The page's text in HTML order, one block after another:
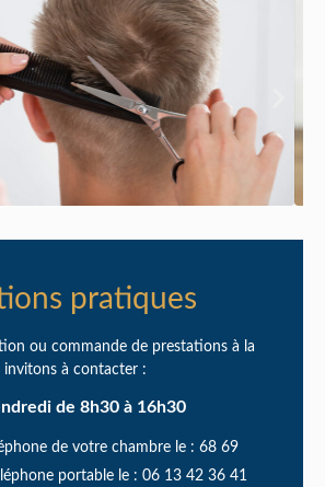
pratiques
ou commande de prestations à la
invitons à contacter :
de 8h30 à 16h30
de votre chambre le : 68 69
portable le : 06 13 42 36 41